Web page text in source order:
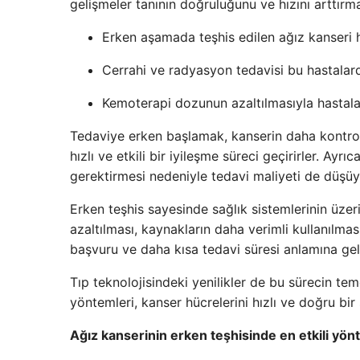
gelişmeler tanının doğruluğunu ve hızını
Erken aşamada teşhis edilen ağız
Cerrahi ve radyasyon tedavisi bu
Kemoterapi dozunun azaltılmasıyla
Tedaviye erken başlamak, kanserin daha
hızlı ve etkili bir iyileşme süreci geçirirler.
gerektirmesi nedeniyle tedavi maliyeti de
Erken teşhis sayesinde sağlık sistemlerinin
azaltılması, kaynakların daha verimli
başvuru ve daha kısa tedavi süresi anlamına
Tıp teknolojisindeki yenilikler de bu sürecin
yöntemleri, kanser hücrelerini hızlı ve doğru
Ağız kanserinin erken teşhisinde en etkili